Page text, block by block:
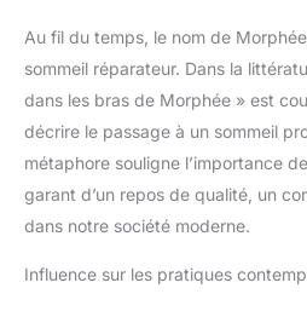
Au fil du temps, le nom de
sommeil réparateur. Dans la
dans les bras de Morphée » est
décrire le passage à un sommeil
métaphore souligne l’importance
garant d’un repos de qualité, un
dans notre société moderne.
Influence sur les pratiques